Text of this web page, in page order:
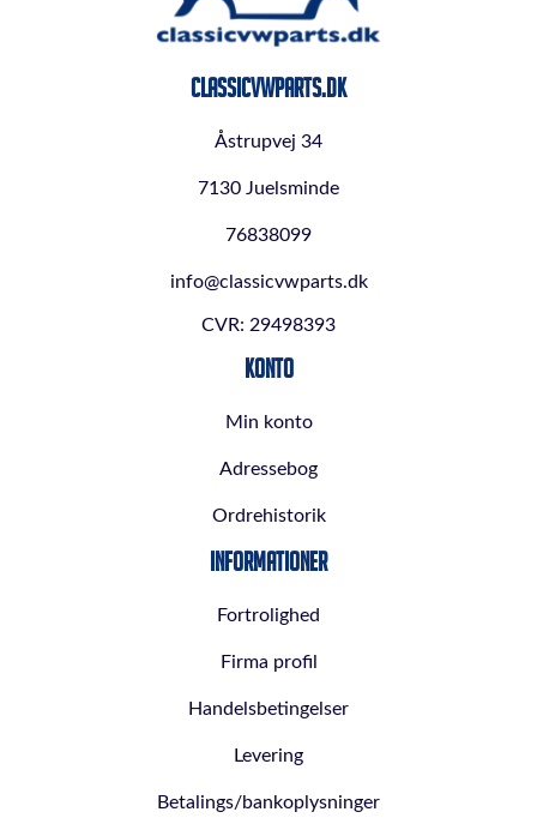
ClassicVWParts.dk
Åstrupvej 34
7130 Juelsminde
76838099
info@classicvwparts.dk
CVR: 29498393
Konto
Min konto
Adressebog
Ordrehistorik
Informationer
Fortrolighed
Firma profil
Handelsbetingelser
Levering
Betalings/bankoplysninger